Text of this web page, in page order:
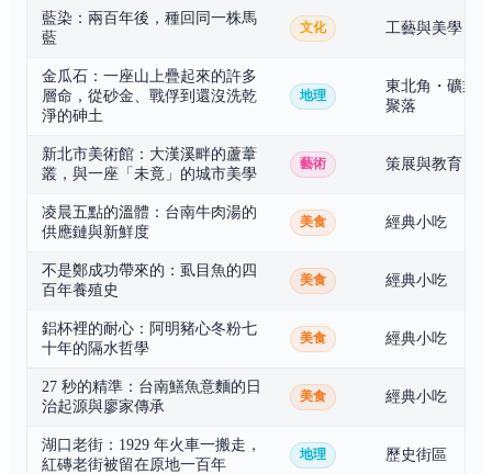
藍染：兩百年後，種回同一株馬
藍
文化 工藝與美學
金瓜石：一座山上疊起來的許多
層命，從砂金、戰俘到還沒洗乾
淨的砷土
地理
東北角・礦業
聚落
新北市美術館：大漢溪畔的蘆葦
叢，與一座「未竟」的城市美學
藝術 策展與教育
凌晨五點的溫體：台南牛肉湯的
供應鏈與新鮮度
美食 經典小吃
不是鄭成功帶來的：虱目魚的四
百年養殖史
美食 經典小吃
鋁杯裡的耐心：阿明豬心冬粉七
十年的隔水哲學
美食 經典小吃
27 秒的精準：台南鱔魚意麵的日
治起源與廖家傳承
美食 經典小吃
湖口老街：1929 年火車一搬走，
紅磚老街被留在原地一百年
地理 歷史街區